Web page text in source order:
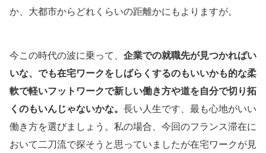
か、大都市からどれくらいの距離かにもよりますが。
今この時代の波に乗って、 企業での就職先が見つかればい
いな、でも在宅ワークをしばらくするのもいいかも的な柔
軟で軽いフットワークで新しい働き方や道を自分で切り拓
くのもいんじゃないかな。 長い人生です、最も心地がいい
働き方を選びましょう。私の場合、今回のフランス滞在に
おいて二刀流で探そうと思っていましたが在宅ワークが見